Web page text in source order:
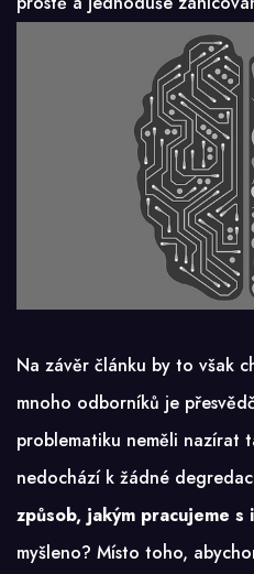
Na závěr článku by to však
mnoho odborníků je
problematiku neměli nazírat
nedochází k žádné
způsob, jakým pracujeme s
myšleno? Místo toho,